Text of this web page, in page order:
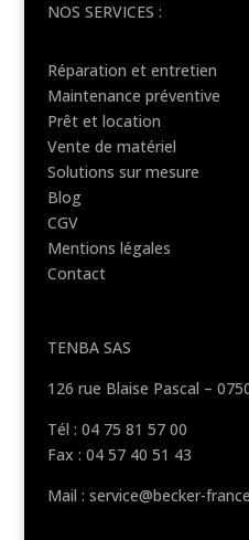
NOS SERVICES :
Réparation et entretien
Maintenance préventive
Prêt et location
Vente de matériel
Solutions sur mesure
Blog
CGV
Mentions légales
Contact
TENBA SAS
126 rue Blaise Pascal –
Tél : 04 75 81 57 00
Fax : 04 57 40 51 43
Mail : service@becker-